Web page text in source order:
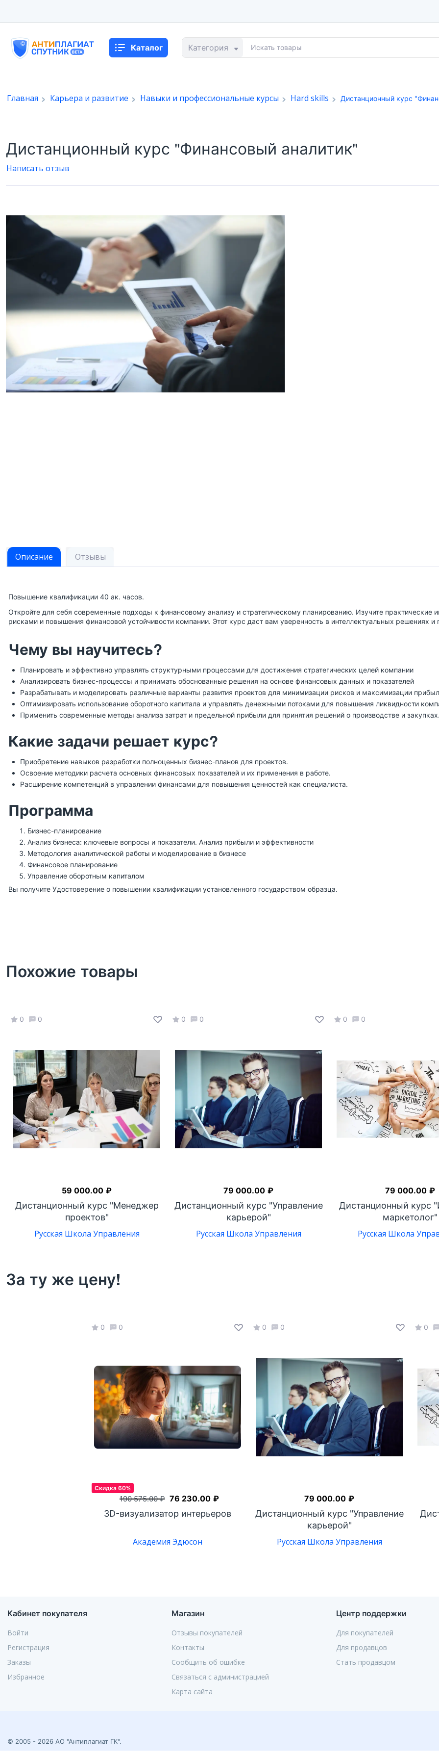
Каталог Категория
Главная Карьера и развитие Навыки и профессиональные курсы Hard skills Дистанционный курс
Дистанционный курс "Финансовый аналитик"
Написать отзыв
Описание Отзывы
Повышение квалификации 40 ак. часов.
Откройте для себя современные подходы к финансовому анализу и стратегическому планированию. Изучите практические
рисками и повышения финансовой устойчивости компании. Этот курс даст вам уверенность в интеллектуальных решениях
Чему вы научитесь?
Планировать и эффективно управлять структурными процессами для достижения стратегических целей компании
Анализировать бизнес-процессы и принимать обоснованные решения на основе финансовых данных и показателей
Разрабатывать и моделировать различные варианты развития проектов для минимизации рисков и максимизации
Оптимизировать использование оборотного капитала и управлять денежными потоками для повышения ликвидности
Применить современные методы анализа затрат и предельной прибыли для принятия решений о производстве и
Какие задачи решает курс?
Приобретение навыков разработки полноценных бизнес-планов для проектов.
Освоение методики расчета основных финансовых показателей и их применения в работе.
Расширение компетенций в управлении финансами для повышения ценностей как специалиста.
Программа
Бизнес-планирование
Анализ бизнеса: ключевые вопросы и показатели. Анализ прибыли и эффективности
Методология аналитической работы и моделирование в бизнесе
Финансовое планирование
Управление оборотным капиталом
Вы получите Удостоверение о повышении квалификации установленного государством образца.
Похожие товары
0 0
Дистанционный курс "Менеджер
проектов"
Русская Школа Управления
59 000.00 ₽
0 0
Дистанционный курс "Управление
карьерой"
Русская Школа Управления
79 000.00 ₽
0 0
Дистанционный курс
маркетолог"
Русская Школа
79 000.00 ₽
За ту же цену!
0 0
Скидка 60%
3D-визуализатор интерьеров
Академия Эдюсон
190 575.00 ₽ 76 230.00 ₽
0 0
Дистанционный курс "Управление
карьерой"
Русская Школа Управления
79 000.00 ₽
0
Кабинет покупателя
Войти
Регистрация
Заказы
Избранное
Магазин
Отзывы покупателей
Контакты
Сообщить об ошибке
Связаться с администрацией
Карта сайта
Центр поддержки
Для покупателей
Для продавцов
Стать продавцом
© 2005 - 2026 АО "Антиплагиат ГК".